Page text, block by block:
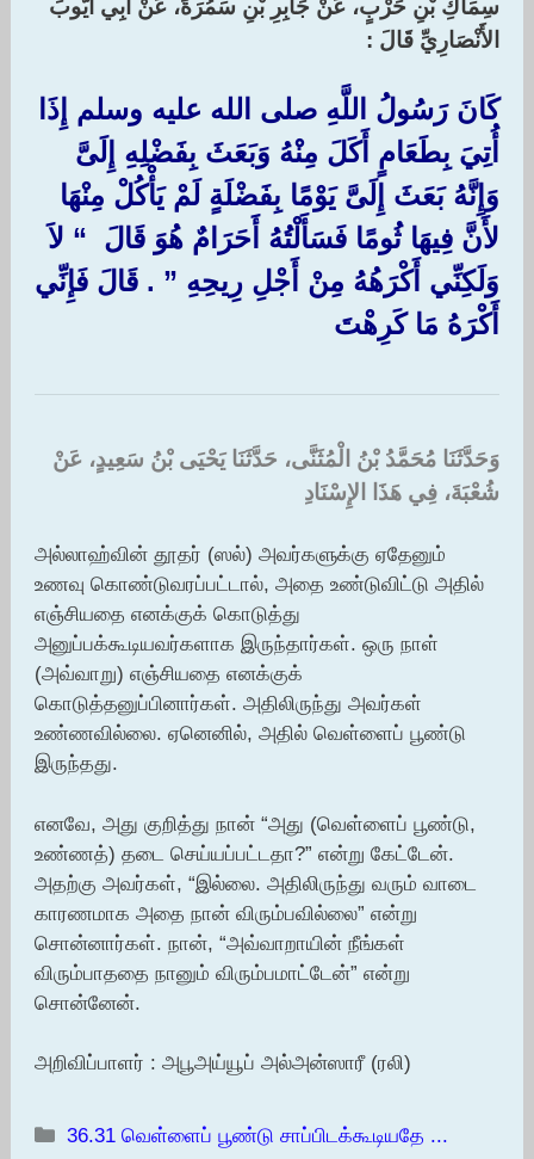
سِمَاكِ بْنِ حَرْبٍ، عَنْ جَابِرِ بْنِ سَمُرَةَ، عَنْ أَبِي أَيُّوبَ
الأَنْصَارِيِّ قَالَ :‏
كَانَ رَسُولُ اللَّهِ صلى الله عليه وسلم إِذَا
أُتِيَ بِطَعَامٍ أَكَلَ مِنْهُ وَبَعَثَ بِفَضْلِهِ إِلَىَّ
وَإِنَّهُ بَعَثَ إِلَىَّ يَوْمًا بِفَضْلَةٍ لَمْ يَأْكُلْ مِنْهَا
لأَنَّ فِيهَا ثُومًا فَسَأَلْتُهُ أَحَرَامٌ هُوَ قَالَ ‏ “‏ لاَ
وَلَكِنِّي أَكْرَهُهُ مِنْ أَجْلِ رِيحِهِ ‏”‏ ‏.‏ قَالَ فَإِنِّي
أَكْرَهُ مَا كَرِهْتَ
وَحَدَّثَنَا مُحَمَّدُ بْنُ الْمُثَنَّى، حَدَّثَنَا يَحْيَى بْنُ سَعِيدٍ، عَنْ
شُعْبَةَ، فِي هَذَا الإِسْنَادِ ‏
அல்லாஹ்வின் தூதர் (ஸல்) அவர்களுக்கு ஏதேனும்
உணவு கொண்டுவரப்பட்டால், அதை உண்டுவிட்டு அதில்
எஞ்சியதை எனக்குக் கொடுத்து
அனுப்பக்கூடியவர்களாக இருந்தார்கள். ஒரு நாள்
(அவ்வாறு) எஞ்சியதை எனக்குக்
கொடுத்தனுப்பினார்கள். அதிலிருந்து அவர்கள்
உண்ணவில்லை. ஏனெனில், அதில் வெள்ளைப் பூண்டு
இருந்தது.
எனவே, அது குறித்து நான் “அது (வெள்ளைப் பூண்டு,
உண்ணத்) தடை செய்யப்பட்டதா?” என்று கேட்டேன்.
அதற்கு அவர்கள், “இல்லை. அதிலிருந்து வரும் வாடை
காரணமாக அதை நான் விரும்பவில்லை” என்று
சொன்னார்கள். நான், “அவ்வாறாயின் நீங்கள்
விரும்பாததை நானும் விரும்பமாட்டேன்” என்று
சொன்னேன்.
அறிவிப்பாளர் : அபூஅய்யூப் அல்அன்ஸாரீ (ரலி)
Categories
36.31 வெள்ளைப் பூண்டு சாப்பிடக்கூடியதே ...